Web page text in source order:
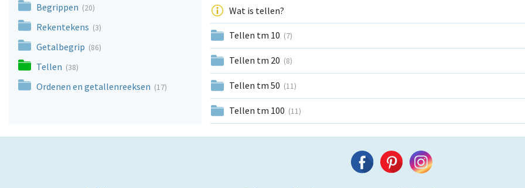
Begrippen (20)
Rekentekens (3)
Getalbegrip (86)
Tellen (38)
Ordenen en getallenreeksen (17)
Wat is tellen?
Tellen tm 10 (7)
Tellen tm 20 (8)
Tellen tm 50 (11)
Tellen tm 100 (11)